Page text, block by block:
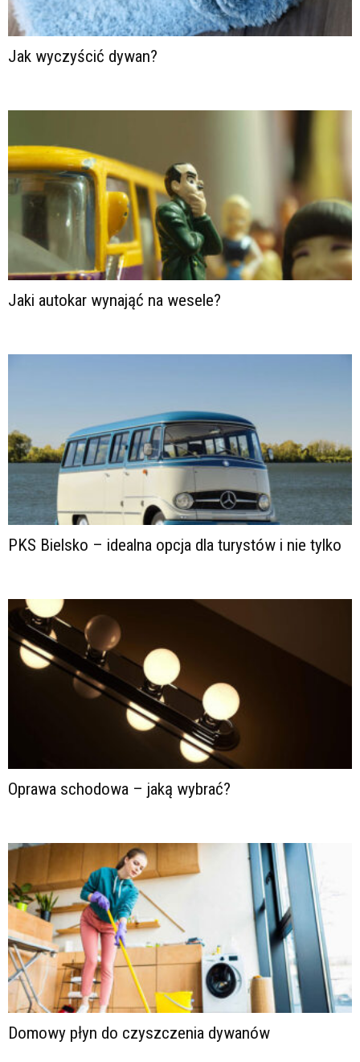
Jak wyczyścić dywan?
Jaki autokar wynająć na wesele?
PKS Bielsko – idealna opcja dla turystów i nie tylko
Oprawa schodowa – jaką wybrać?
Domowy płyn do czyszczenia dywanów